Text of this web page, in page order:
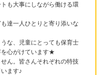
も大事にしながら働ける環
達一人ひとりと寄り添いな
な、児童にとっても保育士
を心がけています★
ん。皆さんそれぞれの特技
ます♪